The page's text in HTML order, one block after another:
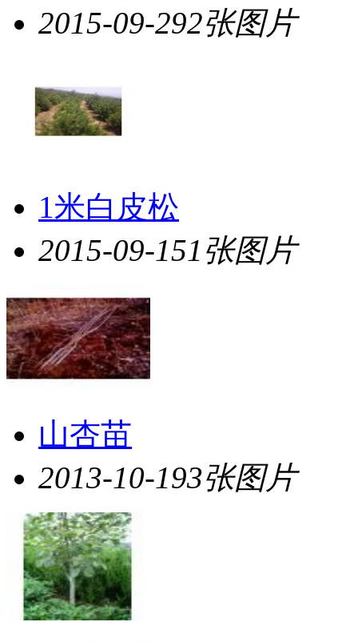
2015-09-292张图片
1米白皮松
2015-09-151张图片
山杏苗
2013-10-193张图片